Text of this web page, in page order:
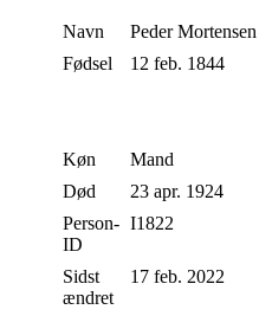
Navn Peder Mortensen
Fødsel
12 feb. 1844
Køn
Mand
Død
23 apr. 1924
Person-
ID
I1822
Sidst
ændret
17 feb. 2022